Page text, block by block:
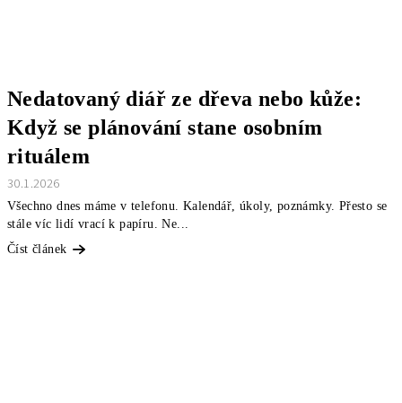
Nedatovaný diář ze dřeva nebo kůže:
Když se plánování stane osobním
rituálem
30.1.2026
Všechno dnes máme v telefonu. Kalendář, úkoly, poznámky. Přesto se
stále víc lidí vrací k papíru. Ne...
Číst článek